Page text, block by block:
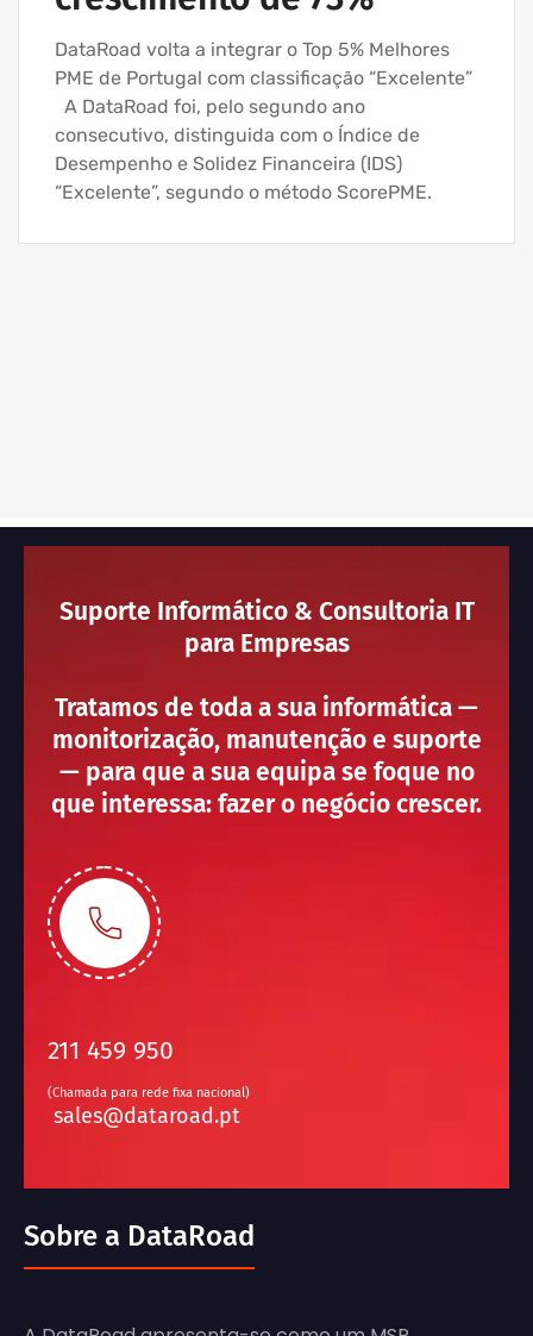
DataRoad volta a integrar o Top 5% Melhores
PME de Portugal com classificação “Excelente”
A DataRoad foi, pelo segundo ano
consecutivo, distinguida com o Índice de
Desempenho e Solidez Financeira (IDS)
“Excelente”, segundo o método ScorePME.
Suporte Informático & Consultoria IT
para Empresas
Tratamos de toda a sua informática —
monitorização, manutenção e suporte
— para que a sua equipa se foque no
que interessa: fazer o negócio crescer.
211 459 950
(Chamada para rede fixa nacional)
sales@dataroad.pt
Sobre a DataRoad